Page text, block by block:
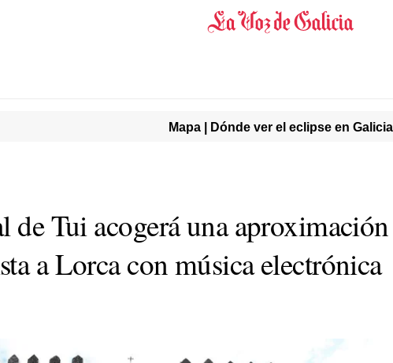
Mapa | Dónde ver el eclipse en Galicia
de Tui acogerá una aproximación
a Lorca con música electrónica